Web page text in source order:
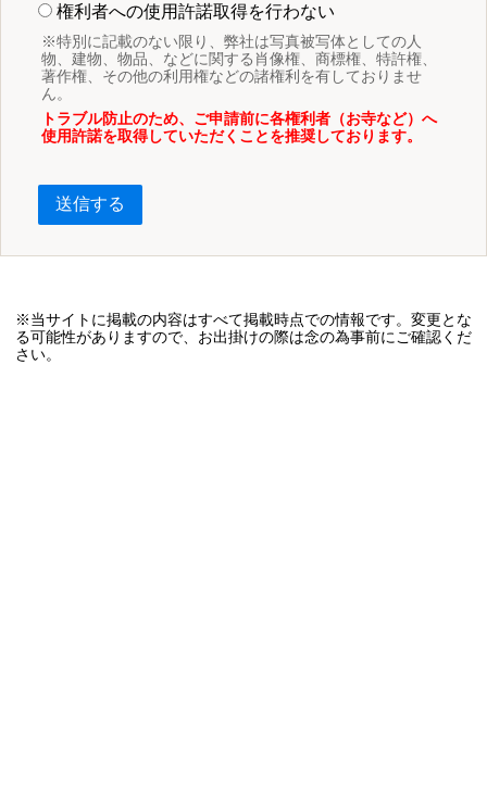
権利者への使用許諾取得を行わない
※特別に記載のない限り、弊社は写真被写体としての人
物、建物、物品、などに関する肖像権、商標権、特許権、
著作権、その他の利用権などの諸権利を有しておりませ
ん。
トラブル防止のため、ご申請前に各権利者（お寺など）へ
使用許諾を取得していただくことを推奨しております。
送信する
※当サイトに掲載の内容はすべて掲載時点での情報です。変更とな
る可能性がありますので、お出掛けの際は念の為事前にご確認くだ
さい。